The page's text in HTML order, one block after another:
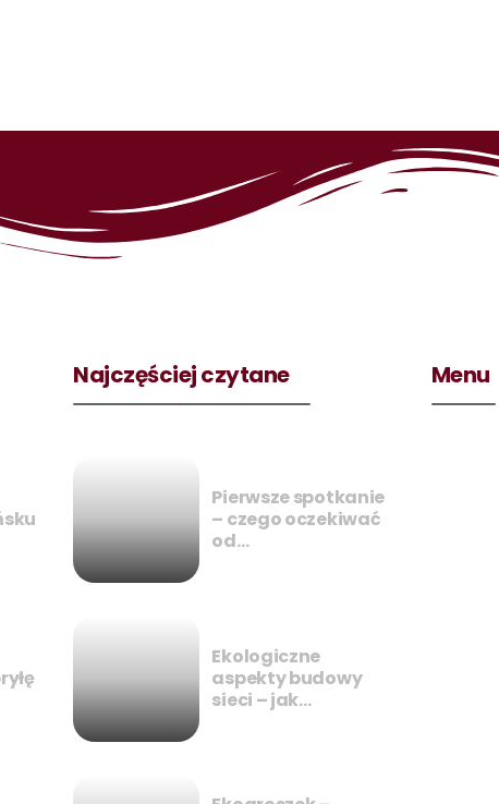
Najczęściej czytane
Pierwsze spotkanie
– czego oczekiwać
od…
Ekologiczne
aspekty budowy
sieci – jak…
Menu